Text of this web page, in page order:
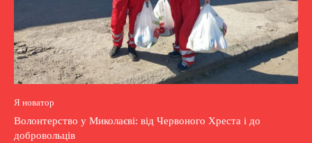
Я новатор
Волонтерство у Миколаєві: від Червоного Хреста і до
добровольців